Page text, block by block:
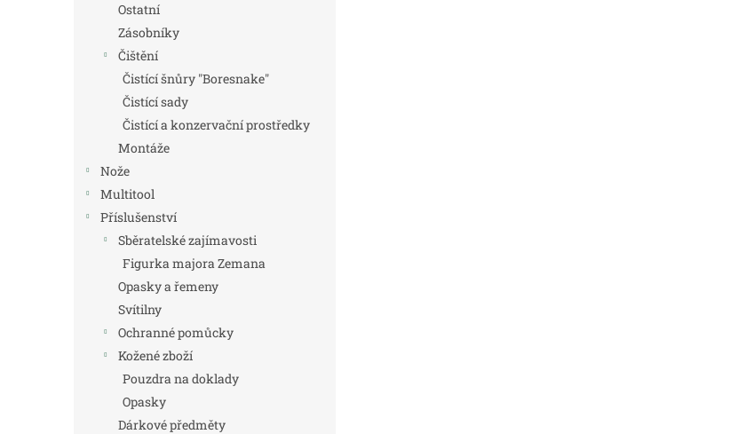
Ostatní
Zásobníky
Čištění
Čistící šnůry "Boresnake"
Čistící sady
Čistící a konzervační prostředky
Montáže
Nože
Multitool
Příslušenství
Sběratelské zajímavosti
Figurka majora Zemana
Opasky a řemeny
Svítilny
Ochranné pomůcky
Kožené zboží
Pouzdra na doklady
Opasky
Dárkové předměty